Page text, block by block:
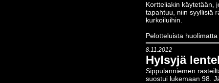
Kortteliakin käytetään,
tapahtuu, niin syyllisiä
kurkoiluihin.
Pelotteluista
8.11.2012
Hylsyjä
Sippulanniemen
suostui lukemaan 98.